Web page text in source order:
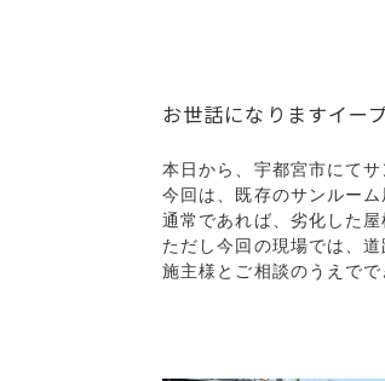
お世話になりますイー
本日から、宇都宮市にて
今回は、既存のサンルー
通常であれば、劣化した
ただし今回の現場では、
施主様とご相談のうえで